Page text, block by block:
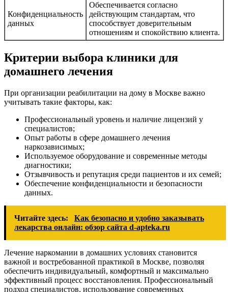
Конфиденциальность
данных
Обеспечивается согласно
действующим стандартам, что
способствует доверительным
отношениям и спокойствию клиента.
Критерии выбора клиники для
домашнего лечения
При организации реабилитации на дому в Москве важно
учитывать такие факторы, как:
Профессиональный уровень и наличие лицензий у
специалистов;
Опыт работы в сфере домашнего лечения
наркозависимых;
Используемое оборудование и современные методы
диагностики;
Отзывчивость и репутация среди пациентов и их семей;
Обеспечение конфиденциальности и безопасности
данных.
Читайте здесь:
Как безопасно и удобно заказывать
лекарства онлайн: обзор сайта d-apteka.ru
Лечение наркомании в домашних условиях становится
важной и востребованной практикой в Москве, позволяя
обеспечить индивидуальный, комфортный и максимально
эффективный процесс восстановления. Профессиональный
подход специалистов, использование современных